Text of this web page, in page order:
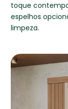
toque
espelhos
limpeza.